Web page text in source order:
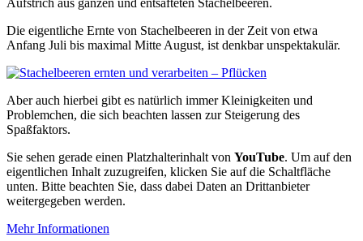
Aufstrich aus ganzen und entsafteten Stachelbeeren.
Die eigentliche Ernte von Stachelbeeren in der Zeit von etwa
Anfang Juli bis maximal Mitte August, ist denkbar unspektakulär.
Aber auch hierbei gibt es natürlich immer Kleinigkeiten und
Problemchen, die sich beachten lassen zur Steigerung des
Spaßfaktors.
Sie sehen gerade einen Platzhalterinhalt von YouTube. Um auf den
eigentlichen Inhalt zuzugreifen, klicken Sie auf die Schaltfläche
unten. Bitte beachten Sie, dass dabei Daten an Drittanbieter
weitergegeben werden.
Mehr Informationen